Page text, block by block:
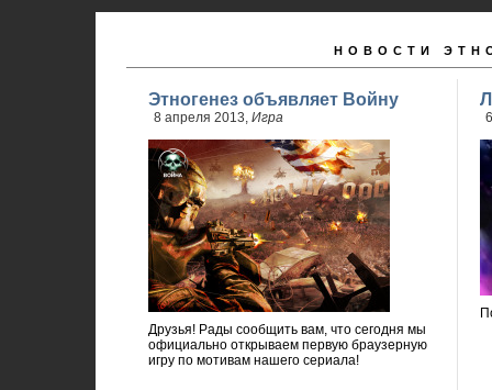
НОВОСТИ
Этногенез объявляет Войну
8 апреля 2013, Игра
Друзья! Рады сообщить вам, что сегодня мы
официально открываем первую браузерную
игру по мотивам нашего сериала!